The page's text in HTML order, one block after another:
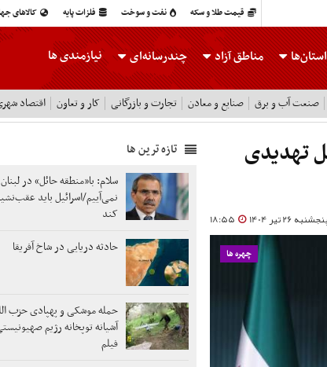
قیمت طلا و سکه نفت و سوخت فلزات پایه کالاهای
استان‌ها مناطق آزاد چندرسانه‌ای نیازمندی ها
صنعت آب و برق صنایع و معادن تجارت و بازرگانی کار و تعاون اقتصاد
تهدیدی
پنجشنبه 26 تیر 1404 18:55
چهره ها
تازه ترین ها
سلام: با«منطقه حائل» در
نمی‌آییم/اسرائیل باید
کند
حادثه دریایی در شاخ آفریقا
حمله موشکی و پهپادی حزب
آشیانه توپخانه رژیم
فیلم